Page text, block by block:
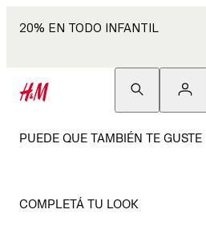
20% EN TODO INFANTIL
PUEDE QUE TAMBIÉN TE GUSTE
COMPLETÁ TU LOOK